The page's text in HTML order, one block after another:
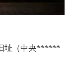
址（中央******